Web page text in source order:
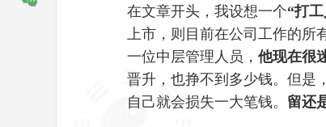
在文章开头，我设想一个“打
上市，则目前在公司工作的所
一位中层管理人员， 他现在很
晋升，也挣不到多少钱。但是
自己就会损失一大笔钱。 留还